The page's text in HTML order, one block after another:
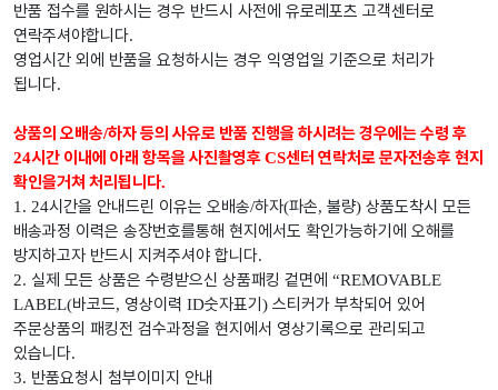
반품 접수를 원하시는 경우 반드시 사전에 유로레포츠 고객센터로
연락주셔야합니다.
영업시간 외에 반품을 요청하시는 경우 익영업일 기준으로 처리가
됩니다.
상품의 오배송/하자 등의 사유로 반품 진행을 하시려는 경우에는 수령 후
24시간 이내에 아래 항목을 사진촬영후CS센터 연락처로 문자전송후 현지
확인을거쳐 처리됩니다.
1. 24시간을 안내드린 이유는 오배송/하자(파손, 불량) 상품도착시 모든
배송과정 이력은 송장번호를통해 현지에서도 확인가능하기에 오해를
방지하고자 반드시 지켜주셔야 합니다.
2. 실제 모든 상품은 수령받으신 상품패킹 겉면에 “REMOVABLE
LABEL(바코드, 영상이력 ID숫자표기 ) 스티커가 부착되어 있어
주문상품의 패킹전 검수과정을 현지에서 영상기록으로 관리되고
있습니다.
3. 반품요청시 첨부이미지 안내